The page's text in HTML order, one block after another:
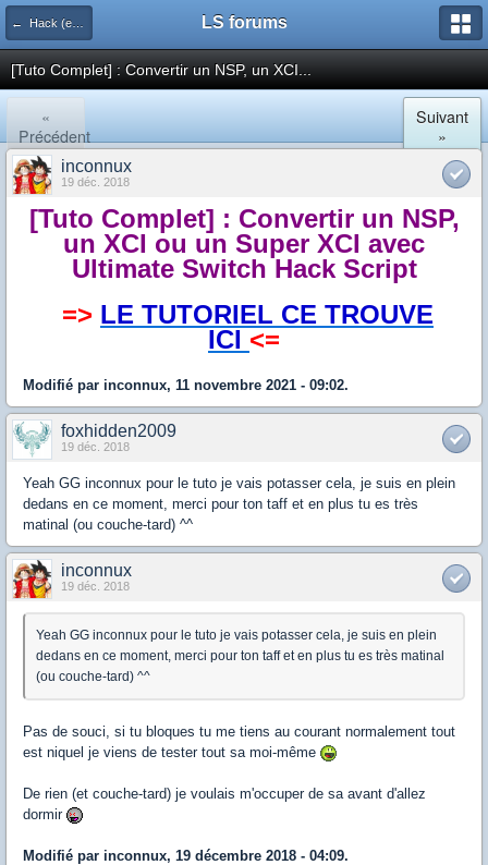
← Hack (exploits, homebrews...) LS forums
[Tuto Complet] : Convertir un NSP, un XCI...
«
Précédent
Suivant
»
inconnux
19 déc. 2018
[Tuto Complet] : Convertir un NSP,
un XCI ou un Super XCI avec
Ultimate Switch Hack Script
=> LE TUTORIEL CE TROUVE
ICI <=
Modifié par inconnux, 11 novembre 2021 - 09:02.
foxhidden2009
19 déc. 2018
Yeah GG inconnux pour le tuto je vais potasser cela, je suis en plein
dedans en ce moment, merci pour ton taff et en plus tu es très
matinal (ou couche-tard) ^^
inconnux
19 déc. 2018
Yeah GG inconnux pour le tuto je vais potasser cela, je suis en plein
dedans en ce moment, merci pour ton taff et en plus tu es très matinal
(ou couche-tard) ^^
Pas de souci, si tu bloques tu me tiens au courant normalement tout
est niquel je viens de tester tout sa moi-même
De rien (et couche-tard) je voulais m'occuper de sa avant d'allez
dormir
Modifié par inconnux, 19 décembre 2018 - 04:09.